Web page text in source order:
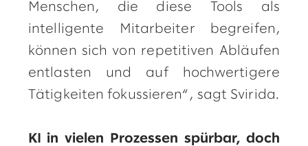
Menschen, die diese Tools als
intelligente Mitarbeiter begreifen,
können sich von repetitiven Abläufen
entlasten und auf hochwertigere
Tätigkeiten fokussieren“, sagt Svirida.
KI in vielen Prozessen spürbar, doch